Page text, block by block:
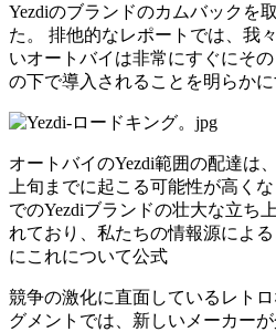
Yezdiのブランドのカムバックを
た。 排他的なレポートでは、我
いオートバイは非常にすぐにそ
の下で導入されることを明らか
オートバイのYezdi範囲の配達は
上旬までに起こる可能性が高く
でのYezdiブランドの壮大な立ち
れており、私たちの情報源によ
にこれについて公式
競争の激化に直面しているレト
グメントでは、新しいメーカー